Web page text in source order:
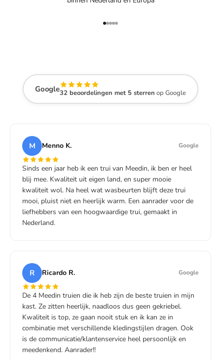
Naar artikel 1
Naar artikel 2
Naar artikel 3
Naar artikel 4
Naar artikel 5
Google32 beoordelingen met 5 sterren op Google
M Menno K. Google
Sinds een jaar heb ik een trui van Meedin, ik ben er heel
blij mee. Kwaliteit uit eigen land, en super mooie
kwaliteit wol. Na heel wat wasbeurten blijft deze trui
mooi, pluist niet en heerlijk warm. Een aanrader voor de
liefhebbers van een hoogwaardige trui, gemaakt in
Nederland.
R Ricardo R. Google
De 4 Meedin truien die ik heb zijn de beste truien in mijn
kast. Ze zitten heerlijk, naadloos dus geen gekriebel.
Kwaliteit is top, ze gaan nooit stuk en ik kan ze in
combinatie met verschillende kledingstijlen dragen. Ook
is de communicatie/klantenservice heel persoonlijk en
meedenkend. Aanrader!!